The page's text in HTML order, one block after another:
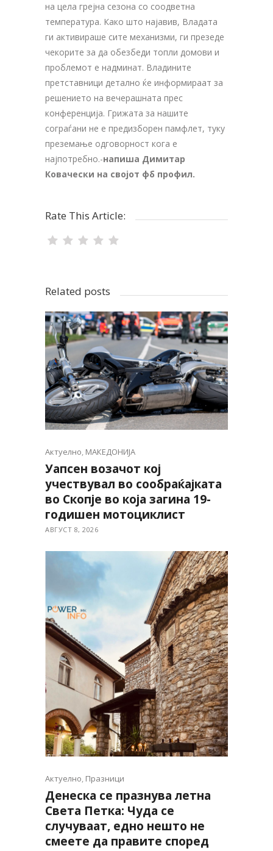
на цела грејна сезона со соодветна
температура. Како што најавив, Владата
ги активираше сите механизми, ги презеде
чекорите за да обезбеди топли домови и
проблемот е надминат. Владините
претставници детално ќе информираат за
решението на вечерашната прес
конференција. Грижата за нашите
сограѓани не е предизборен памфлет, туку
преземање одговорност кога е
најпотребно.-напиша Димитар
Ковачески на својот фб профил.
Rate This Article:
Related posts
Актуелно, МАКЕДОНИЈА
Уапсен возачот кој
учествувал во сообраќајката
во Скопје во која загина 19-
годишен мотоциклист
АВГУСТ 8, 2026
Актуелно, Празници
Денеска се празнува летна
Света Петка: Чуда се
случуваат, едно нешто не
смеете да правите според